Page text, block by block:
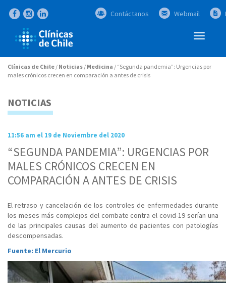
Contáctanos Webmail
Abrir
Clínicas de Chile / Noticias / Medicina / “Segunda pandemia”: Urgencias por
males crónicos crecen en comparación a antes de crisis
NOTICIAS
11:56 am el 19 de Noviembre del 2020
“SEGUNDA PANDEMIA”: URGENCIAS POR
MALES CRÓNICOS CRECEN EN
COMPARACIÓN A ANTES DE CRISIS
El retraso y cancelación de los controles de enfermedades durante
los meses más complejos del combate contra el covid-19 serían una
de las principales causas del aumento de pacientes con patologías
descompensadas.
Fuente: El Mercurio